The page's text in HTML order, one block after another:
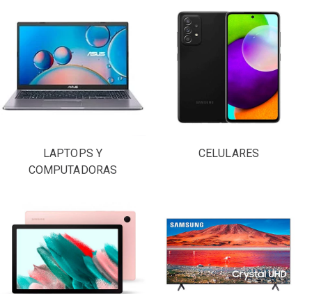
LAPTOPS Y
COMPUTADORAS
CELULARES